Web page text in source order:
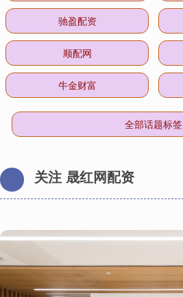
驰盈配资
顺配网
牛金财富
全部话题标签
关注 晟红网配资